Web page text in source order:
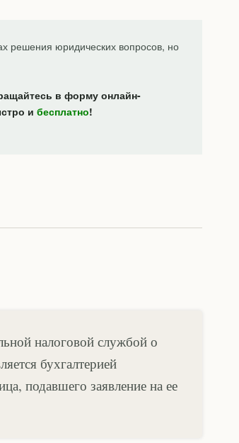
решения юридических вопросов, но
в форму онлайн-
и бесплатно!
налоговой службой о
бухгалтерией
подавшего заявление на ее